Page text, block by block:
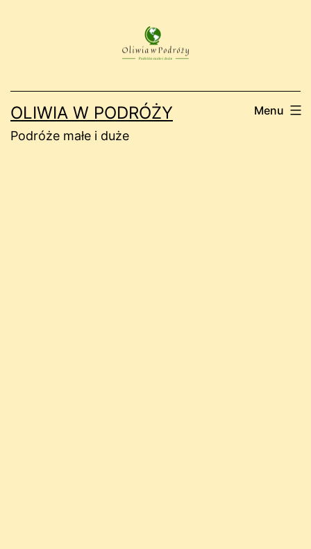
OLIWIA W PODRÓŻY
Podróże małe i duże
Menu